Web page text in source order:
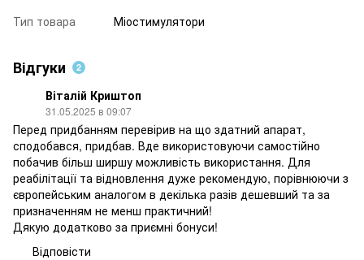
Тип товара Міостимулятори
Відгуки 2
Віталій Криштоп
31.05.2025 в 09:07
Перед придбанням перевірив на що здатний апарат,
сподобався, придбав. Вде використовуючи самостійно
побачив більш ширшу можливість використання. Для
реабілітації та відновлення дуже рекомендую, порівнюючи з
європейським аналогом в декілька разів дешевший та за
призначенням не менш практичний!
Дякую додатково за приємні бонуси!
Відповісти